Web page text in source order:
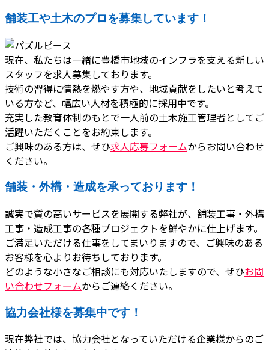
舗装工や土木のプロを募集しています！
現在、私たちは一緒に豊橋市地域のインフラを支える新しい
スタッフを求人募集しております。
技術の習得に情熱を燃やす方や、地域貢献をしたいと考えて
いる方など、幅広い人材を積極的に採用中です。
充実した教育体制のもとで一人前の土木施工管理者としてご
活躍いただくことをお約束します。
ご興味のある方は、ぜひ求人応募フォームからお問い合わせ
ください。
舗装・外構・造成を承っております！
誠実で質の高いサービスを展開する弊社が、舗装工事・外構
工事・造成工事の各種プロジェクトを鮮やかに仕上げます。
ご満足いただける仕事をしてまいりますので、ご興味のある
お客様を心よりお待ちしております。
どのような小さなご相談にも対応いたしますので、ぜひお問
い合わせフォームからご連絡ください。
協力会社様を募集中です！
現在弊社では、協力会社となっていただける企業様からのご